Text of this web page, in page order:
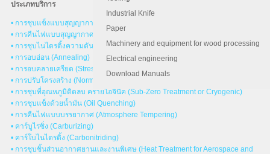
Industrial Knife
Paper
Machinery and equipment for wood processing
Electrical engineering
Download Manuals
ประเภทบริการ
• การชุบแข็งแบบสุญญากาศ (Vacuum Hardening)
• การคืนไฟแบบสุญญากาศ (Vacuum Tempering)
• การชุบไนไตรดิ้งความดันต่ำแบบออลนิท (Vacuum Allnit®Nitriding)
• การอบอ่อน (Annealing)
• การอบคลายเครียด (Stress Relieving)
• การปรับโครงสร้าง (Normalizing)
• การชุบที่อุณหภูมิติดลบ ครายโอจินิค (Sub-Zero Treatment or Cryogenic)
• การชุบแข็งด้วยน้ำมัน (Oil Quenching)
• การคืนไฟแบบบรรยากาศ (Atmosphere Tempering)
• คาร์บูไรซิ่ง (Carburizing)
• คาร์โบไนไตรดิ้ง (Carbonitriding)
• การชุบชิ้นส่วนอากาศยานและงานพิเศษ (Heat Treatment for Aerospace and